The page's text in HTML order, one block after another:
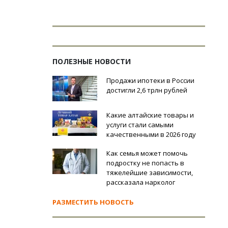
ПОЛЕЗНЫЕ НОВОСТИ
Продажи ипотеки в России
достигли 2,6 трлн рублей
Какие алтайские товары и
услуги стали самыми
качественными в 2026 году
Как семья может помочь
подростку не попасть в
тяжелейшие зависимости,
рассказала нарколог
РАЗМЕСТИТЬ НОВОСТЬ